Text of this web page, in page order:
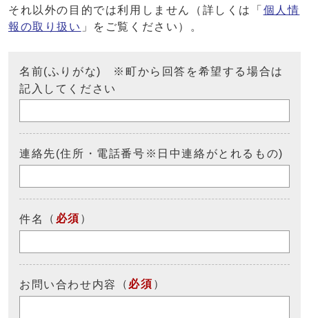
それ以外の目的では利用しません（詳しくは「 個人情
報の取り扱い 」をご覧ください）。
名前(ふりがな) ※町から回答を希望する場合は
記入してください
連絡先(住所・電話番号※日中連絡がとれるもの)
件名 （ 必須 ）
お問い合わせ内容 （ 必須 ）